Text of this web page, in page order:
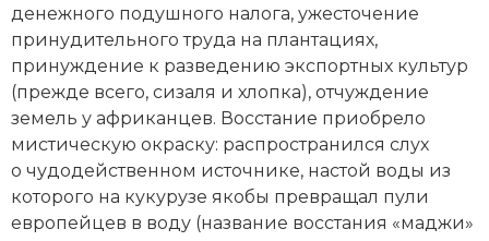
денежного подушного налога, ужесточение
принудительного труда на плантациях,
принуждение к разведению экспортных культур
(прежде всего, сизаля и хлопка), отчуждение
земель у африканцев. Восстание приобрело
мистическую окраску: распространился слух
о чудодейственном источнике, настой воды из
которого на кукурузе якобы превращал пули
европейцев в воду (название восстания «маджи»